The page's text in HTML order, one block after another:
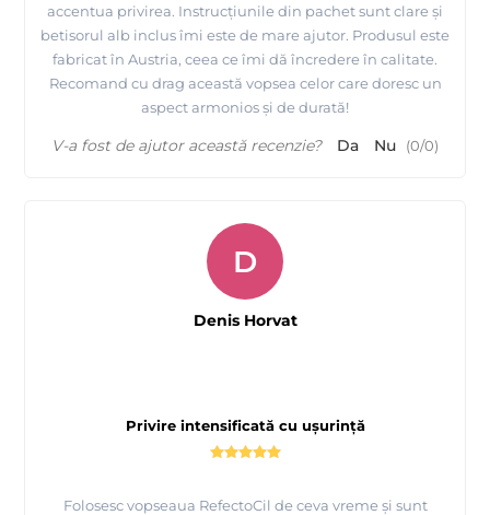
accentua privirea. Instrucțiunile din pachet sunt clare și
betisorul alb inclus îmi este de mare ajutor. Produsul este
fabricat în Austria, ceea ce îmi dă încredere în calitate.
Recomand cu drag această vopsea celor care doresc un
aspect armonios și de durată!
V-a fost de ajutor această recenzie? Da Nu (0/0)
Privire intensificată cu ușurință
Folosesc vopseaua RefectoCil de ceva vreme și sunt
D
Denis Horvat